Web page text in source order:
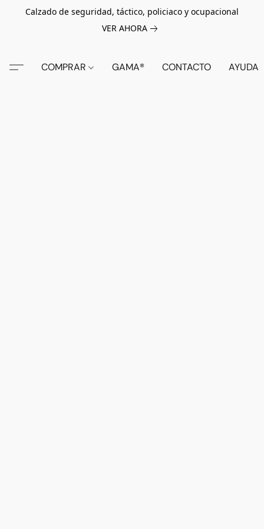
Calzado de seguridad, táctico, policiaco y ocupacional
VER AHORA
COMPRAR GAMA® CONTACTO AYUDA